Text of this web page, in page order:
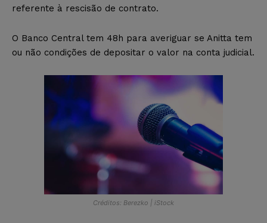
referente à rescisão de contrato.
O Banco Central tem 48h para averiguar se Anitta tem
ou não condições de depositar o valor na conta judicial.
Créditos: Berezko | iStock